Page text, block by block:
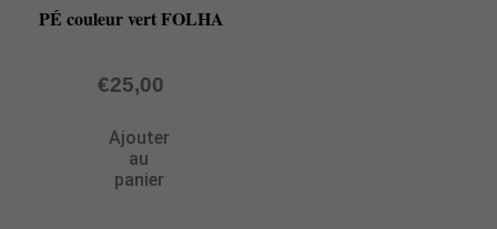
PÉ couleur vert FOLHA
€25,00
Ajouter
au
panier